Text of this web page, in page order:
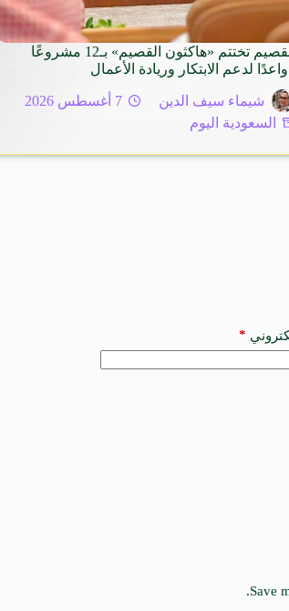
غرفة القصيم تختتم «هاكثون القصيم» بـ12 مشروعًا
لدعم الابتكار وريادة الأعمال
شيماء سيف الدين
7 أغسطس 2026
السعودية اليوم
*
Save